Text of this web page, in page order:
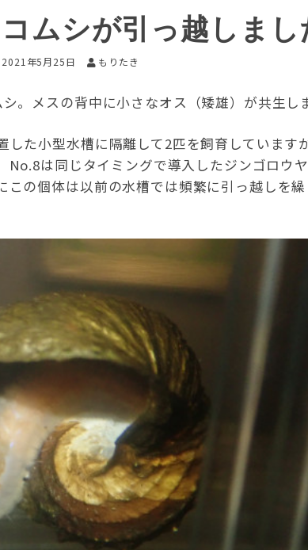
ムシが引っ越しまし
2021年5月25日 もりたき
。メスの背中に小さなオス（矮雄）が共生しま
た小型水槽に隔離して2匹を飼育しています
は同じタイミングで導入したジンゴロウ
の個体は以前の水槽では頻繁に引っ越しを